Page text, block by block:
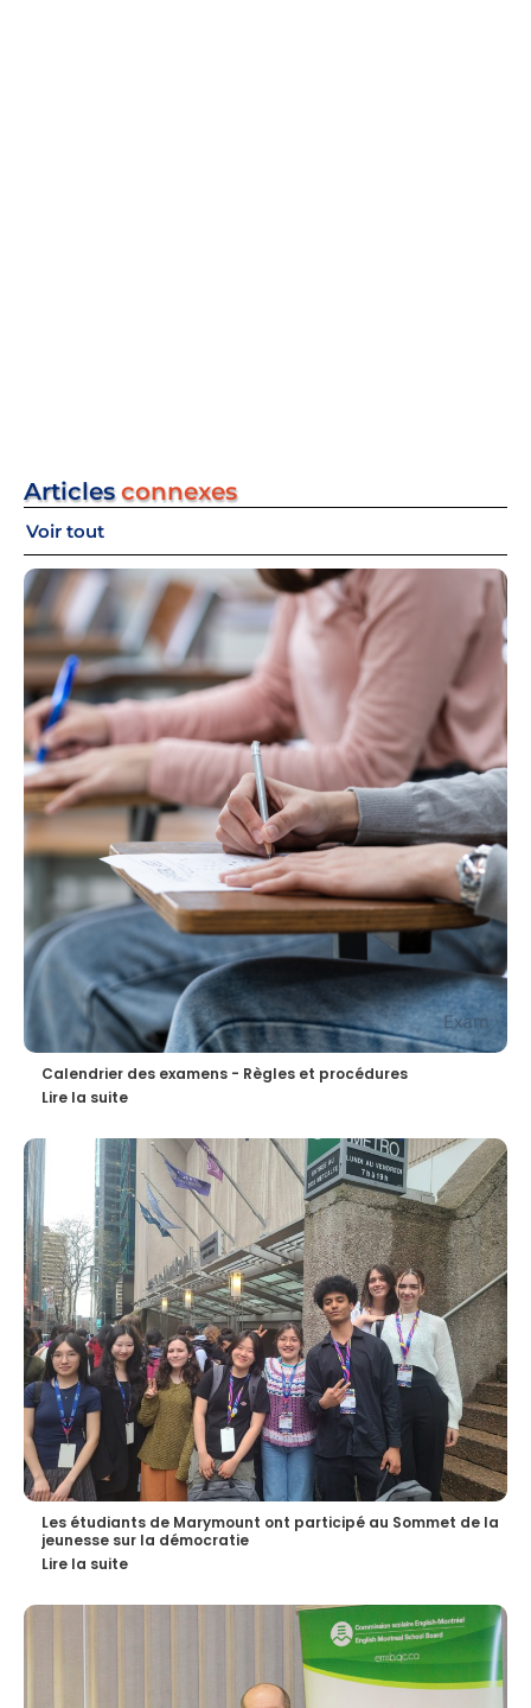
Articles connexes
Voir tout
Calendrier des examens - Règles et procédures
Lire la suite
Les étudiants de Marymount ont participé au Sommet de la
jeunesse sur la démocratie
Lire la suite